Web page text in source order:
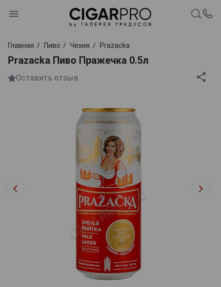
Главная Пиво Чехия Prazacka
Prazacka Пиво Пражечка 0.5л
Оставить отзыв